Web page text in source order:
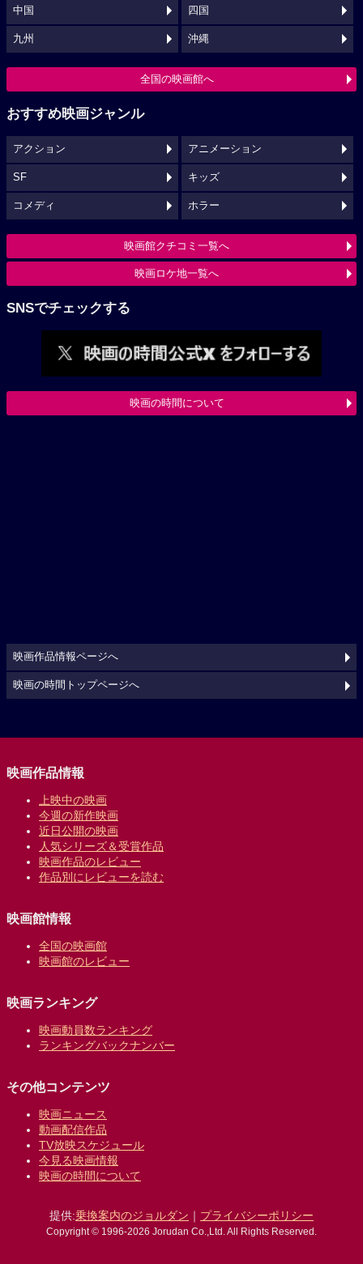
中国 四国
九州 沖縄
全国の映画館へ
おすすめ映画ジャンル
アクション アニメーション
SF キッズ
コメディ ホラー
映画館クチコミ一覧へ
映画ロケ地一覧へ
SNSでチェックする
映画の時間について
映画作品情報ページへ
映画の時間トップページへ
映画作品情報
上映中の映画
今週の新作映画
近日公開の映画
人気シリーズ＆受賞作品
映画作品のレビュー
作品別にレビューを読む
映画館情報
全国の映画館
映画館のレビュー
映画ランキング
映画動員数ランキング
ランキングバックナンバー
その他コンテンツ
映画ニュース
動画配信作品
TV放映スケジュール
今見る映画情報
映画の時間について
提供:乗換案内のジョルダン ｜ プライバシーポリシー
Copyright © 1996-2026 Jorudan Co.,Ltd. All Rights Reserved.